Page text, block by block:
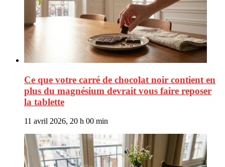
Ce que votre carré de chocolat noir contient en
plus du magnésium devrait vous faire reposer
la tablette
11 avril 2026, 20 h 00 min